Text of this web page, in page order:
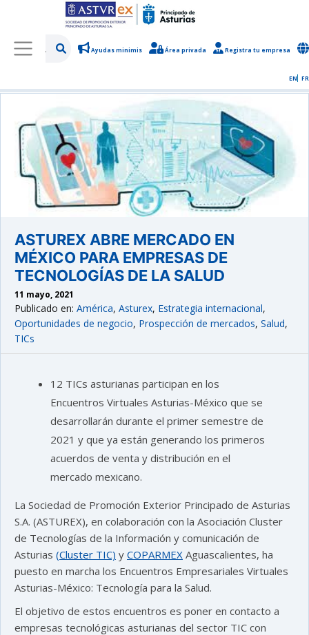
Ayudas minimis Área privada Registra tu empresa
EN FR
ASTUREX ABRE MERCADO EN
MÉXICO PARA EMPRESAS DE
TECNOLOGÍAS DE LA SALUD
11 mayo, 2021
Publicado en: América, Asturex, Estrategia internacional,
Oportunidades de negocio, Prospección de mercados, Salud,
TICs
12 TICs asturianas participan en los
Encuentros Virtuales Asturias-México que se
desarrollarán durante el primer semestre de
2021 y que ya están generando los primeros
acuerdos de venta y distribución en el
mercado mexicano.
La Sociedad de Promoción Exterior Principado de Asturias
S.A. (ASTUREX), en colaboración con la Asociación Cluster
de Tecnologías de la Información y comunicación de
Asturias (Cluster TIC) y COPARMEX Aguascalientes, ha
puesto en marcha los Encuentros Empresariales Virtuales
Asturias-México: Tecnología para la Salud.
El objetivo de estos encuentros es poner en contacto a
empresas tecnológicas asturianas del sector TIC con